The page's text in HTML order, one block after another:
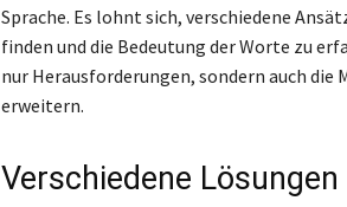
Sprache. Es lohnt sich, verschiedene
finden und die Bedeutung der Worte zu
nur Herausforderungen, sondern auch
erweitern.
Verschiedene